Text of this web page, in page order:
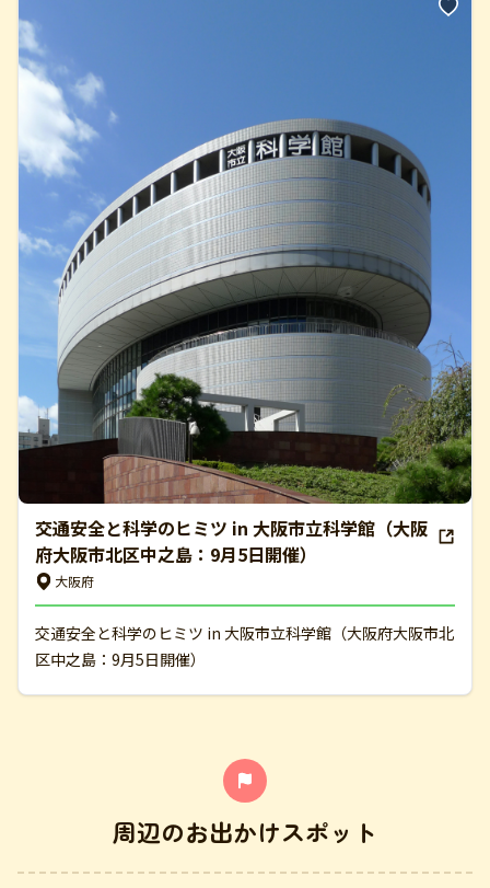
交通安全と科学のヒミツ in 大阪市立科学館（大阪
府大阪市北区中之島：9月5日開催）
大阪府
交通安全と科学のヒミツ in 大阪市立科学館（大阪府大阪市北
区中之島：9月5日開催）
周辺のお出かけスポット